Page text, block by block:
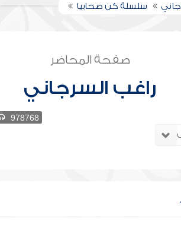
سلسلة كن صحابيا
صفحة المحاضر
راغب السرجاني
978768